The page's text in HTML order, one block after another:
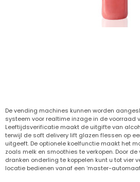
De vending machines kunnen worden
systeem voor realtime inzage in de voorraad
Leeftijdsverificatie maakt de uitgifte van
terwijl de soft delivery lift glazen flessen op
uitgeeft. De optionele koelfunctie maakt het
zoals melk en smoothies te verkopen. Door
dranken onderling te koppelen kunt u tot vier
locatie bedienen vanaf een ‘master-